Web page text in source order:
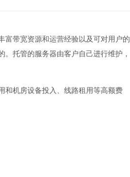
富带宽资源和运营经验以及可对用户的
托管的服务器由客户自己进行维护，
和机房设备投入、线路租用等高额费